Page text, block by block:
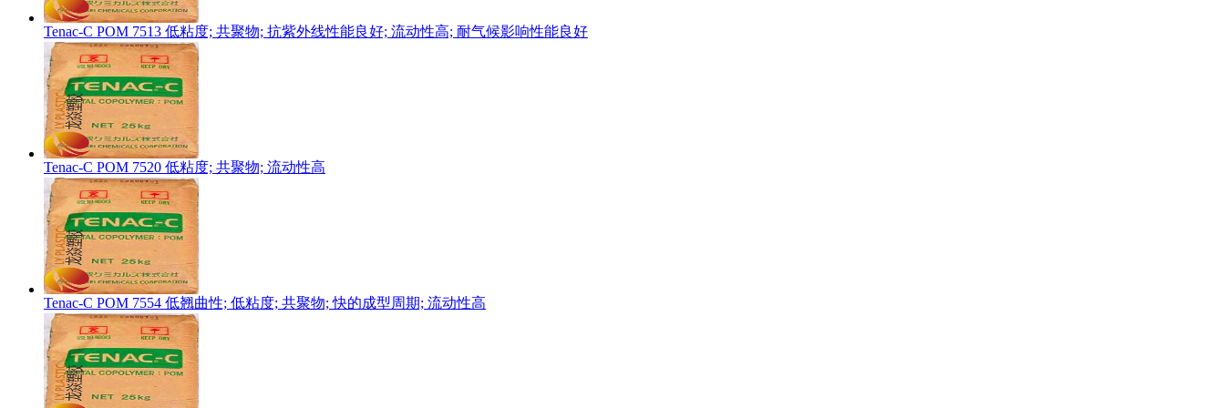
Tenac-C POM 7513 低粘度; 共聚物; 抗紫外线性能良好; 流动性高; 耐气候影响性能良好
Tenac-C POM 7520 低粘度; 共聚物; 流动性高
Tenac-C POM 7554 低翘曲性; 低粘度; 共聚物; 快的成型周期; 流动性高